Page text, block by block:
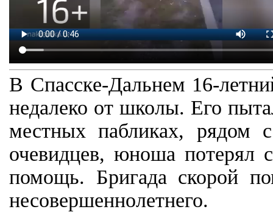
В Спасске-Дальнем 16-
недалеко от школы. Его
местных пабликах, рядом
очевидцев, юноша потерял
помощь. Бригада скорой
несовершеннолетнего.